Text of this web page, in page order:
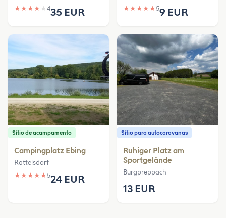
★ ★ ★ ★ ★ 435 EUR ★ ★ ★ ★ ★59 EUR
Sítio de acampamento
Campingplatz Ebing
Rattelsdorf
★ ★ ★ ★ ★524 EUR
Sítio para autocaravanas
Ruhiger Platz am
Sportgelände
Burgpreppach
13 EUR